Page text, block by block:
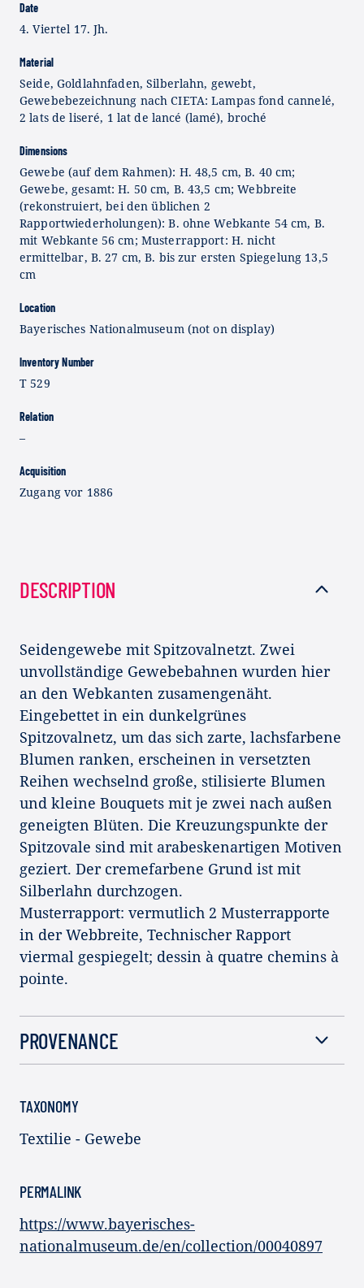
Date
4. Viertel 17. Jh.
Material
Seide, Goldlahnfaden, Silberlahn, gewebt,
Gewebebezeichnung nach CIETA: Lampas fond cannelé,
2 lats de liseré, 1 lat de lancé (lamé), broché
Dimensions
Gewebe (auf dem Rahmen): H. 48,5 cm, B. 40 cm;
Gewebe, gesamt: H. 50 cm, B. 43,5 cm; Webbreite
(rekonstruiert, bei den üblichen 2
Rapportwiederholungen): B. ohne Webkante 54 cm, B.
mit Webkante 56 cm; Musterrapport: H. nicht
ermittelbar, B. 27 cm, B. bis zur ersten Spiegelung 13,5
cm
Location
Bayerisches Nationalmuseum (not on display)
Inventory Number
T 529
Relation
–
Acquisition
Zugang vor 1886
DESCRIPTION
Seidengewebe mit Spitzovalnetzt. Zwei
unvollständige Gewebebahnen wurden hier
an den Webkanten zusamengenäht.
Eingebettet in ein dunkelgrünes
Spitzovalnetz, um das sich zarte, lachsfarbene
Blumen ranken, erscheinen in versetzten
Reihen wechselnd große, stilisierte Blumen
und kleine Bouquets mit je zwei nach außen
geneigten Blüten. Die Kreuzungspunkte der
Spitzovale sind mit arabeskenartigen Motiven
geziert. Der cremefarbene Grund ist mit
Silberlahn durchzogen.
Musterrapport: vermutlich 2 Musterrapporte
in der Webbreite, Technischer Rapport
viermal gespiegelt; dessin à quatre chemins à
pointe.
PROVENANCE
TAXONOMY
Textilie - Gewebe
PERMALINK
https://www.bayerisches-
nationalmuseum.de/en/collection/00040897